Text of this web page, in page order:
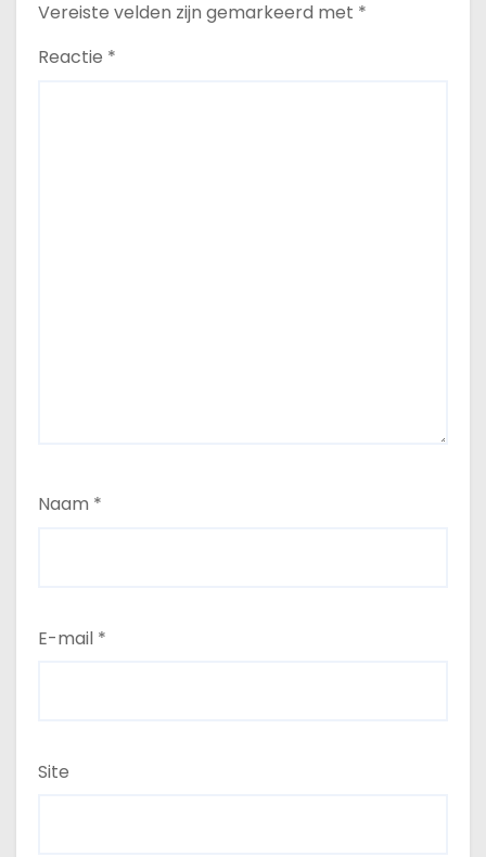
Vereiste velden zijn gemarkeerd met *
Reactie *
Naam *
E-mail *
Site